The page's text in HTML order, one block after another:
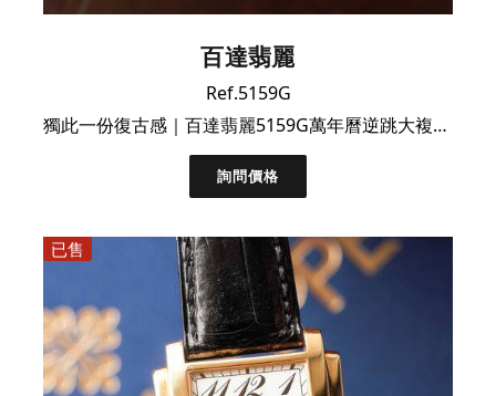
百達翡麗
Ref.5159G
獨此一份復古感｜百達翡麗5159G萬年曆逆跳大複雜腕錶｜極好品相單錶
詢問價格
已售